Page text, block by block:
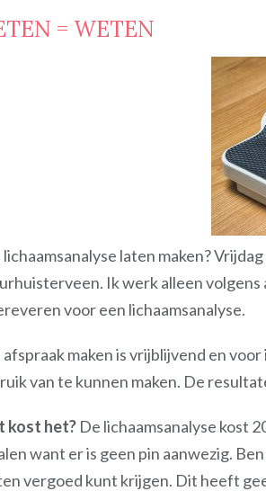
= WETEN
lichaamsanalyse laten maken?
Ik werk alleen
voor een lichaamsanalyse.
afspraak maken is vrijblijvend en
van te kunnen maken. De
kost het? De lichaamsanalyse kost
want er is geen pin aanwezig.
vergoed kunt krijgen. Dit heeft